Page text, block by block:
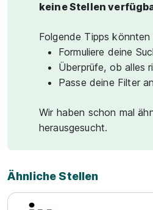
keine Stellen
Folgende Tipps
Formuliere deine
Überprüfe, ob alles
Passe deine Filter an
Wir haben schon mal
herausgesucht.
Ähnliche Stellen